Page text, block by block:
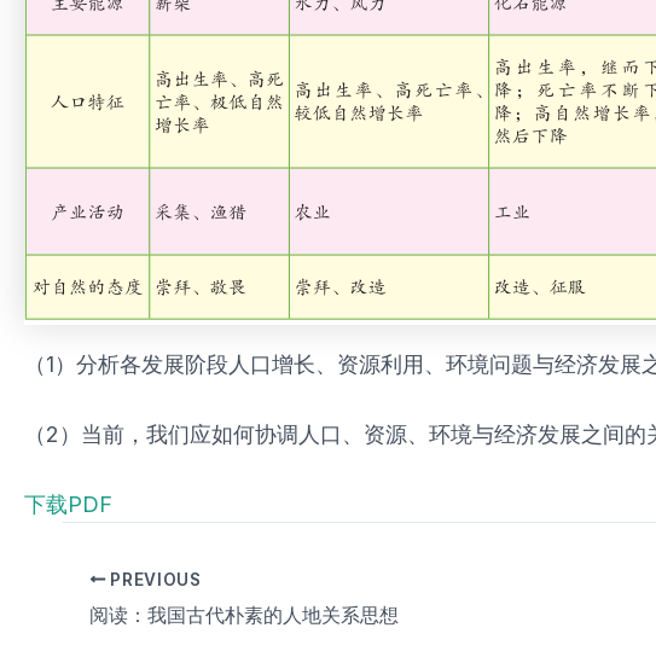
（1）分析各发展阶段人口增长、资源利用、环境问题与经济发展
（2）当前，我们应如何协调人口、资源、环境与经济发展之间的
下载PDF
PREVIOUS
阅读：我国古代朴素的人地关系思想